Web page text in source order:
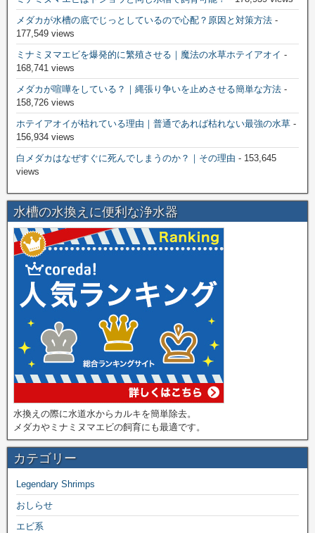
メダカが水槽の底でじっとしているので心配？原因と対策方法 -
177,549 views
ミナミヌマエビを爆発的に繁殖させる｜魔法の水草ホテイアオイ -
168,741 views
メダカが喧嘩をしている？｜縄張り争いを止めさせる簡単な方法 -
158,726 views
ホテイアオイが枯れている理由｜普通であれば枯れない最強の水草 -
156,934 views
白メダカはなぜすぐに死んでしまうのか？｜その理由 - 153,645
views
水槽の水換えに便利な浄水器
水換えの際に水道水からカルキを簡単除去。
メダカやミナミヌマエビの飼育にも最適です。
カテゴリー
Legendary Shrimps
おしらせ
エビ系